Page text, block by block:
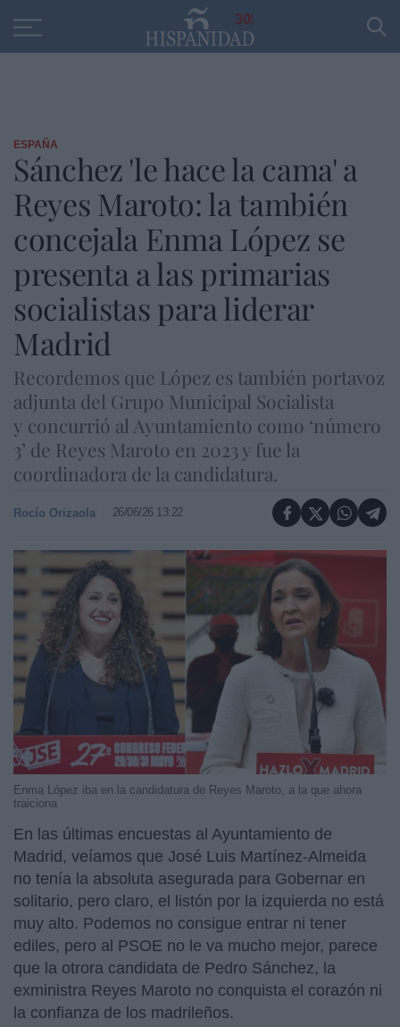
30
ESPAÑA
Sánchez 'le hace la cama' a
Reyes Maroto: la también
concejala Enma López se
presenta a las primarias
socialistas para liderar
Madrid
Recordemos que López es también portavoz
adjunta del Grupo Municipal Socialista
y concurrió al Ayuntamiento como ‘número
3’ de Reyes Maroto en 2023 y fue la
coordinadora de la candidatura.
Rocío Orizaola 26/06/26 13:22
Enma López iba en la candidatura de Reyes Maroto, a la que ahora
traiciona
En las últimas encuestas al Ayuntamiento de
Madrid, veíamos que José Luis Martínez-Almeida
no tenía la absoluta asegurada para Gobernar en
solitario, pero claro, el listón por la izquierda no está
muy alto. Podemos no consigue entrar ni tener
ediles, pero al PSOE no le va mucho mejor, parece
que la otrora candidata de Pedro Sánchez, la
exministra Reyes Maroto no conquista el corazón ni
la confianza de los madrileños.